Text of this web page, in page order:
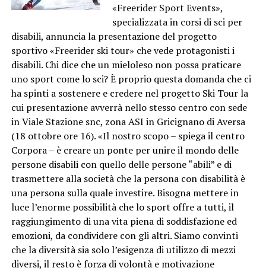
«Freerider Sport Events»,
specializzata in corsi di sci per
disabili, annuncia la presentazione del progetto
sportivo «Freerider ski tour» che vede protagonisti i
disabili. Chi dice che un mieloleso non possa praticare
uno sport come lo sci? È proprio questa domanda che ci
ha spinti a sostenere e credere nel progetto Ski Tour la
cui presentazione avverrà nello stesso centro con sede
in Viale Stazione snc, zona ASI in Gricignano di Aversa
(18 ottobre ore 16). «Il nostro scopo – spiega il centro
Corpora – è creare un ponte per unire il mondo delle
persone disabili con quello delle persone “abili” e di
trasmettere alla società che la persona con disabilità è
una persona sulla quale investire. Bisogna mettere in
luce l’enorme possibilità che lo sport offre a tutti, il
raggiungimento di una vita piena di soddisfazione ed
emozioni, da condividere con gli altri. Siamo convinti
che la diversità sia solo l’esigenza di utilizzo di mezzi
diversi, il resto è forza di volontà e motivazione